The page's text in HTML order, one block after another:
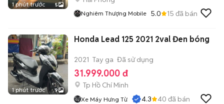
1 phút trước 5
Nghiêm Thượng Mobile 5.0 15 đã bán
1 phút trước 9
Honda Lead 125 2021 2val Đen bóng
2021 Tay ga Đã sử dụng
31.999.000 đ
Tp Hồ Chí Minh
Xe Máy Hưng Từ 4.3 40 đã bán